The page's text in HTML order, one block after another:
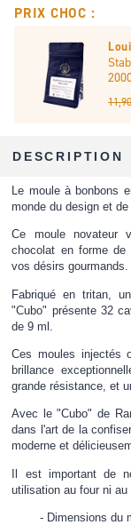
PRIX CHOC :
DESCRIPTION
Le moule à bonbons
monde du design et
Ce moule novateur
chocolat en forme de
vos désirs gourmands.
Fabriqué en tritan,
"Cubo" présente 32
de 9 ml.
Ces moules injectés
brillance
grande résistance, et
Avec le "Cubo" de
dans l'art de la
moderne et
Il est important de
utilisation au four ni au
Dimensions du